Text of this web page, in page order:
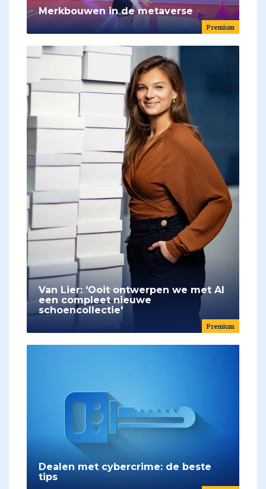
Premium
Merkbouwen in de metaverse
Premium
Van Lier: 'Ooit ontwerpen we met AI
een compleet nieuwe
schoencollectie'
Dealen met cybercrime: de beste
tips